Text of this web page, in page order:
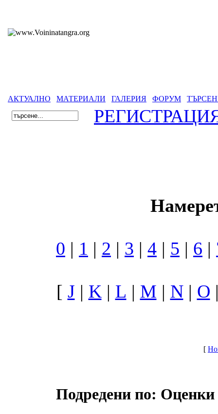
АКТУАЛНО МАТЕРИАЛИ ГАЛЕРИЯ ФОРУМ
0 | 1 | 2 | 3 | 4 | 5 | 6 |
[ J | K | L | M | N| O
[
Подредени по: Оценки